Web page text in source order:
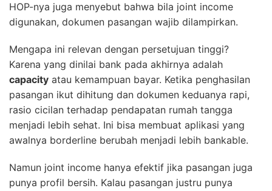
HOP-nya juga menyebut bahwa bila joint income
digunakan, dokumen pasangan wajib dilampirkan.
Mengapa ini relevan dengan persetujuan tinggi?
Karena yang dinilai bank pada akhirnya adalah
capacity atau kemampuan bayar. Ketika penghasilan
pasangan ikut dihitung dan dokumen keduanya rapi,
rasio cicilan terhadap pendapatan rumah tangga
menjadi lebih sehat. Ini bisa membuat aplikasi yang
awalnya borderline berubah menjadi lebih bankable.
Namun joint income hanya efektif jika pasangan juga
punya profil bersih. Kalau pasangan justru punya